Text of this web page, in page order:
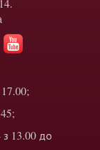
з 13.00 до